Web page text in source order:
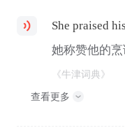
She praised
她称赞他的烹
《牛津词典》
查看更多